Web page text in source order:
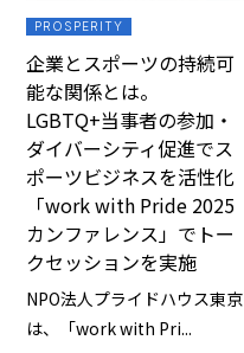
PROSPERITY
企業とスポーツの持続可
能な関係とは。
LGBTQ+当事者の参加・
ダイバーシティ促進でス
ポーツビジネスを活性化
「work with Pride 2025
カンファレンス」でトー
クセッションを実施
NPO法人プライドハウス東京
は、「work with Pri...